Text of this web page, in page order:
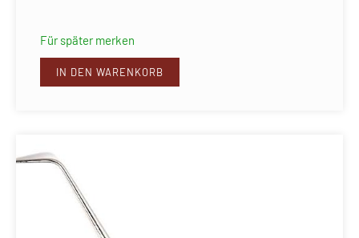
Für später merken
IN DEN WARENKORB